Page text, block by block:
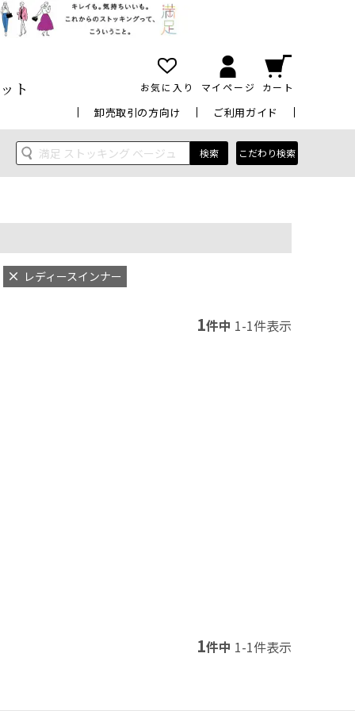
ト お気に入り マイページ カート
卸売取引の方向け ご利用ガイド
検索 こだわり検索
レディースインナー
1件中 1-1件表示
1件中 1-1件表示